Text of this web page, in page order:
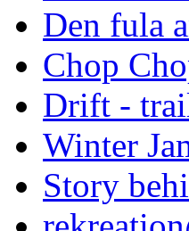
Den fula
Chop
Drift -
Winter
Story